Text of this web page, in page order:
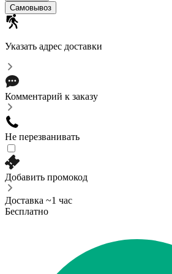
Самовывоз
Указать адрес доставки
Комментарий к заказу
Не перезванивать
Добавить промокод
Доставка ~1 час
Бесплатно